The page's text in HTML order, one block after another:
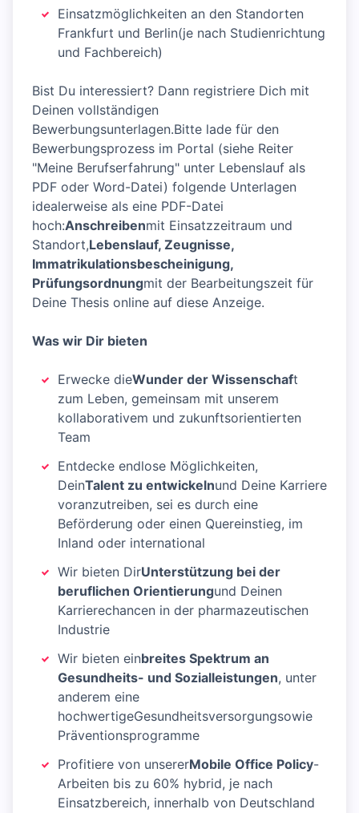
Einsatzmöglichkeiten an den Standorten
Frankfurt und Berlin(je nach Studienrichtung
und Fachbereich)
Bist Du interessiert? Dann registriere Dich mit
Deinen vollständigen
Bewerbungsunterlagen.Bitte lade für den
Bewerbungsprozess im Portal (siehe Reiter
"Meine Berufserfahrung" unter Lebenslauf als
PDF oder Word-Datei) folgende Unterlagen
idealerweise als eine PDF-Datei
hoch:Anschreibenmit Einsatzzeitraum und
Standort,Lebenslauf, Zeugnisse,
Immatrikulationsbescheinigung,
Prüfungsordnungmit der Bearbeitungszeit für
Deine Thesis online auf diese Anzeige.
Was wir Dir bieten
Erwecke dieWunder der Wissenschaft
zum Leben, gemeinsam mit unserem
kollaborativem und zukunftsorientierten
Team
Entdecke endlose Möglichkeiten,
DeinTalent zu entwickelnund Deine Karriere
voranzutreiben, sei es durch eine
Beförderung oder einen Quereinstieg, im
Inland oder international
Wir bieten DirUnterstützung bei der
beruflichen Orientierungund Deinen
Karrierechancen in der pharmazeutischen
Industrie
Wir bieten einbreites Spektrum an
Gesundheits- und Sozialleistungen, unter
anderem eine
hochwertigeGesundheitsversorgungsowie
Präventionsprogramme
Profitiere von unsererMobile Office Policy-
Arbeiten bis zu 60% hybrid, je nach
Einsatzbereich, innerhalb von Deutschland